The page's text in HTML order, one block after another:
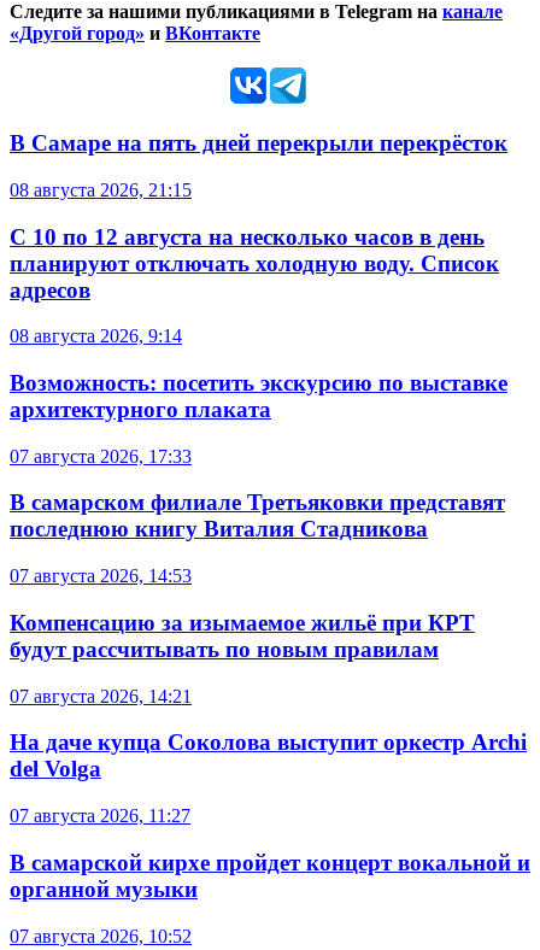
Следите за нашими публикациями в Telegram на канале
«Другой город» и ВКонтакте
В Самаре на пять дней перекрыли перекрёсток
08 августа 2026, 21:15
С 10 по 12 августа на несколько часов в день
планируют отключать холодную воду. Список
адресов
08 августа 2026, 9:14
Возможность: посетить экскурсию по выставке
архитектурного плаката
07 августа 2026, 17:33
В самарском филиале Третьяковки представят
последнюю книгу Виталия Стадникова
07 августа 2026, 14:53
Компенсацию за изымаемое жильё при КРТ
будут рассчитывать по новым правилам
07 августа 2026, 14:21
На даче купца Соколова выступит оркестр Archi
del Volga
07 августа 2026, 11:27
В самарской кирхе пройдет концерт вокальной и
органной музыки
07 августа 2026, 10:52